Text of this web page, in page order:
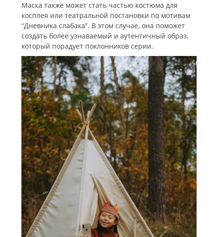
Маска также может стать частью костюма для
косплея или театральной постановки по мотивам
“Дневника слабака”. В этом случае, она поможет
создать более узнаваемый и аутентичный образ,
который порадует поклонников серии.